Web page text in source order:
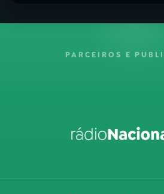
PARCEIROS E